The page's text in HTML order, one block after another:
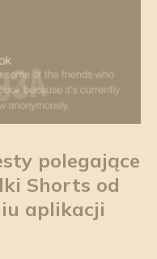
polegające
Shorts od
aplikacji